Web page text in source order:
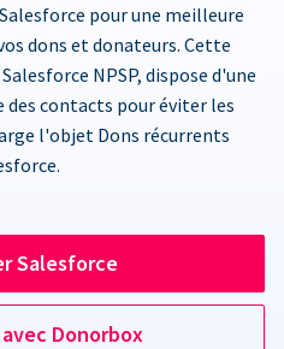
pour une meilleure
dons et donateurs. Cette
NPSP, dispose d'une
contacts pour éviter les
l'objet Dons récurrents
Salesforce
Donorbox